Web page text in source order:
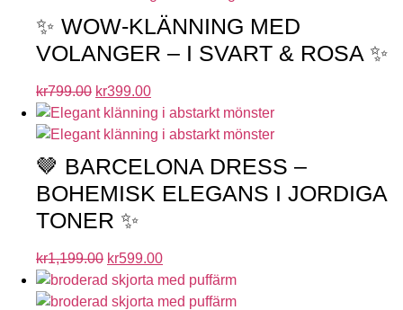
✨ WOW-KLÄNNING MED
VOLANGER – I SVART & ROSA ✨
kr799.00 kr399.00
🤎 BARCELONA DRESS –
BOHEMISK ELEGANS I JORDIGA
TONER ✨
kr1,199.00 kr599.00